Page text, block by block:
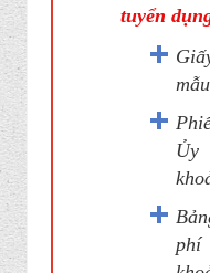
tuyển
Ủy
phí